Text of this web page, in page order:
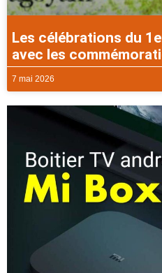
Les célébrations du
avec les
7 mai 2026